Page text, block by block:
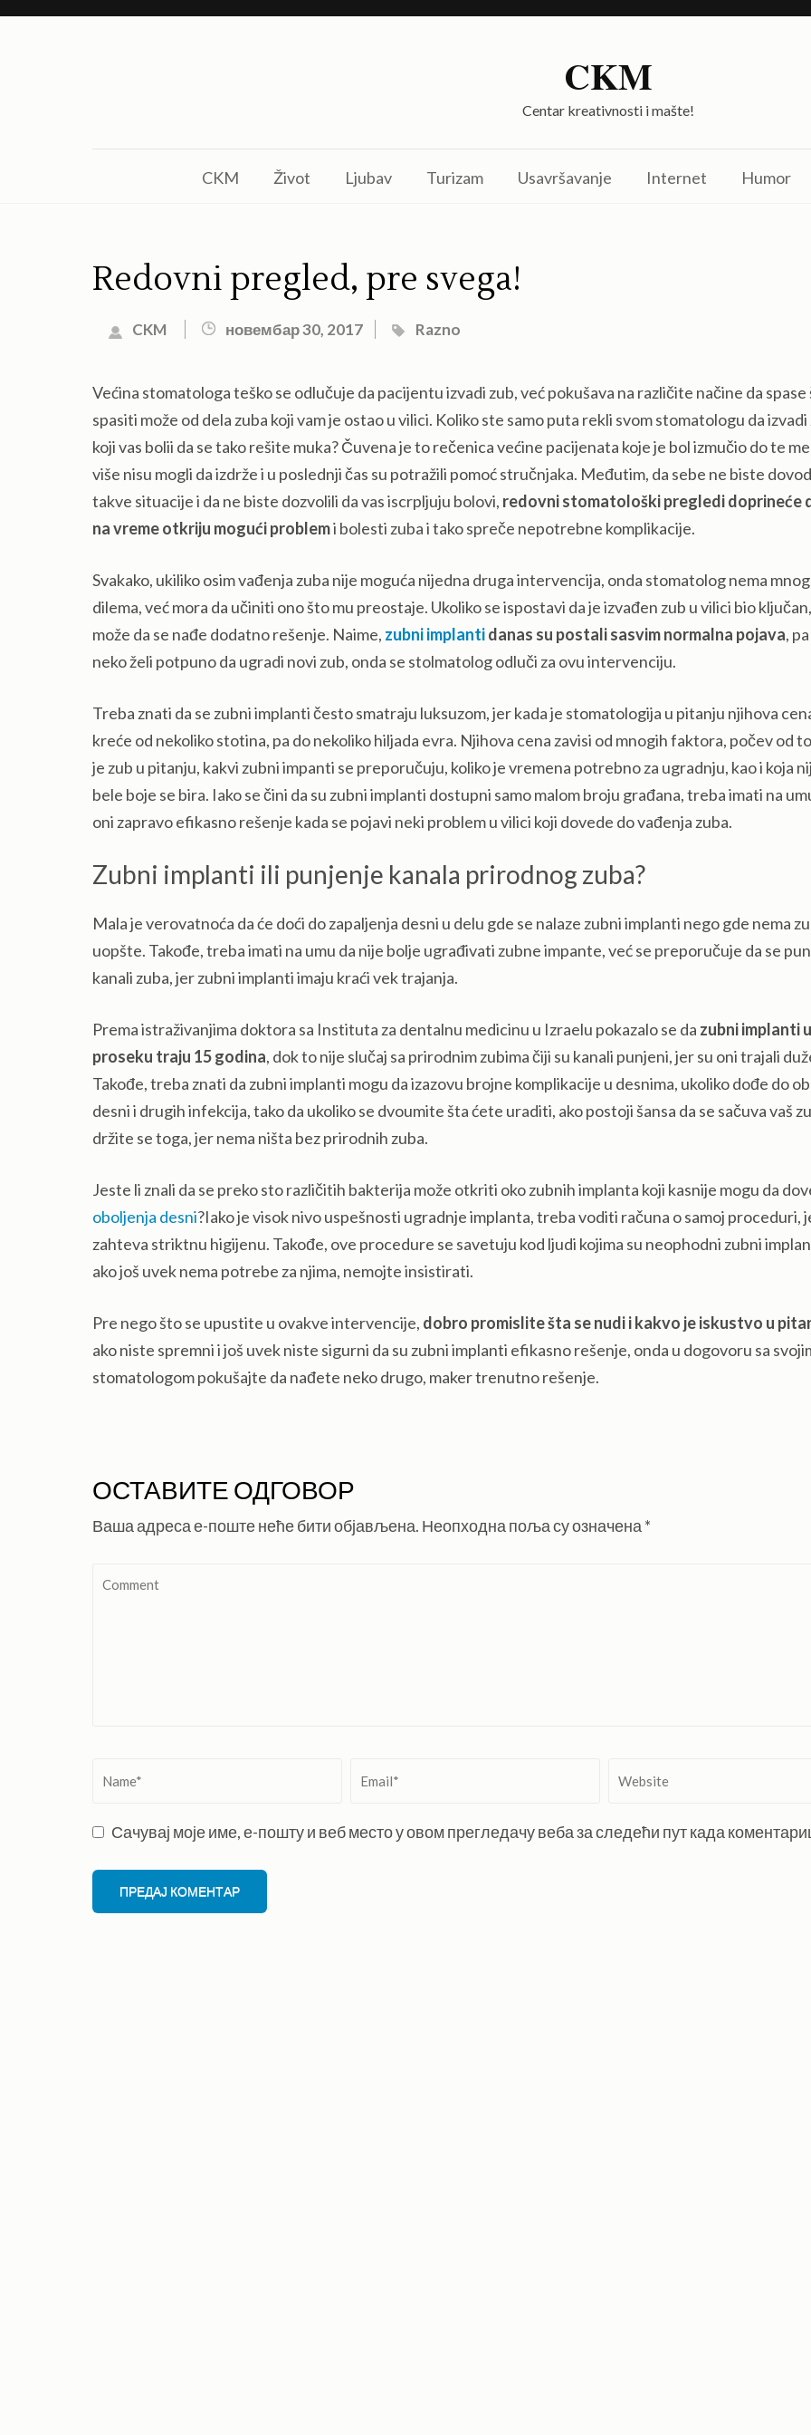
Skip
CKM
Centar kreativnosti i mašte!
CKM Život Ljubav Turizam Usavršavanje Internet Humor
Redovni pregled, pre svega!
CKM новембар 30, 2017 Razno
Većina stomatologa teško se odlučuje da pacijentu izvadi zub, već pokušava na različite načine da spase
spasiti može od dela zuba koji vam je ostao u vilici. Koliko ste samo puta rekli svom stomatologu da izvadi
koji vas bolii da se tako rešite muka? Čuvena je to rečenica većine pacijenata koje je bol izmučio do te
više nisu mogli da izdrže i u poslednji čas su potražili pomoć stručnjaka. Međutim, da sebe ne biste
takve situacije i da ne biste dozvolili da vas iscrpljuju bolovi, redovni stomatološki pregledi doprineće
na vreme otkriju mogući problemi bolesti zuba i tako spreče nepotrebne komplikacije.
Svakako, ukiliko osim vađenja zuba nije moguća nijedna druga intervencija, onda stomatolog nema
dilema, već mora da učiniti ono što mu preostaje. Ukoliko se ispostavi da je izvađen zub u vilici bio
može da se nađe dodatno rešenje. Naime, zubni implantidanas su postali sasvim normalna pojava,
neko želi potpuno da ugradi novi zub, onda se stolmatolog odluči za ovu intervenciju.
Treba znati da se zubni implanti često smatraju luksuzom, jer kada je stomatologija u pitanju njihova
kreće od nekoliko stotina, pa do nekoliko hiljada evra. Njihova cena zavisi od mnogih faktora, počev od
je zub u pitanju, kakvi zubni impanti se preporučuju, koliko je vremena potrebno za ugradnju, kao i koja
bele boje se bira. Iako se čini da su zubni implanti dostupni samo malom broju građana, treba imati na
oni zapravo efikasno rešenje kada se pojavi neki problem u vilici koji dovede do vađenja zuba.
Zubni implanti ili punjenje kanala prirodnog zuba?
Mala je verovatnoća da će doći do zapaljenja desni u delu gde se nalaze zubni implanti nego gde nema
uopšte. Takođe, treba imati na umu da nije bolje ugrađivati zubne impante, već se preporučuje da se
kanali zuba, jer zubni implanti imaju kraći vek trajanja.
Prema istraživanjima doktora sa Instituta za dentalnu medicinu u Izraelu pokazalo se da zubni implanti u
proseku traju 15 godina, dok to nije slučaj sa prirodnim zubima čiji su kanali punjeni, jer su oni trajali
Takođe, treba znati da zubni implanti mogu da izazovu brojne komplikacije u desnima, ukoliko dođe do
desni i drugih infekcija, tako da ukoliko se dvoumite šta ćete uraditi, ako postoji šansa da se sačuva vaš
držite se toga, jer nema ništa bez prirodnih zuba.
Jeste li znali da se preko sto različitih bakterija može otkriti oko zubnih implanta koji kasnije mogu da
oboljenja desni?Iako je visok nivo uspešnosti ugradnje implanta, treba voditi računa o samoj proceduri,
zahteva striktnu higijenu. Takođe, ove procedure se savetuju kod ljudi kojima su neophodni zubni
ako još uvek nema potrebe za njima, nemojte insistirati.
Pre nego što se upustite u ovakve intervencije, dobro promislite šta se nudi i kakvo je iskustvo u
ako niste spremni i još uvek niste sigurni da su zubni implanti efikasno rešenje, onda u dogovoru sa
stomatologom pokušajte da nađete neko drugo, maker trenutno rešenje.
ОСТАВИТЕ ОДГОВОР
Ваша адреса е-поште неће бити објављена. Неопходна поља су означена *
Comment
Сачувај моје име, е-пошту и веб место у овом прегледачу веба за следећи пут када